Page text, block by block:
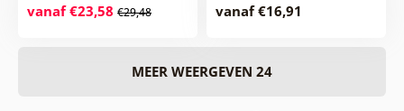
vanaf €23,58 €29,48 vanaf €16,91
MEER WEERGEVEN 24